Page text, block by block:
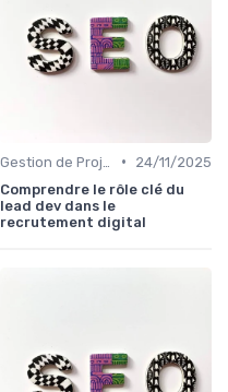
•
24/11/2025
Comprendre le rôle clé du
lead dev dans le
recrutement digital